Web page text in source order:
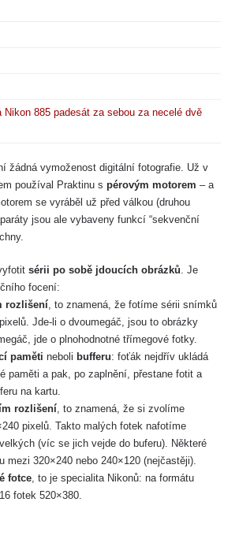
Nikon 885 padesát za sebou za necelé dvě
žádná vymoženost digitální fotografie. Už v
používal Praktinu spérovým motorem – a
se vyráběl už před válkou (druhou
jsou ale vybaveny funkcí “sekvenční
sérii po sobě jdoucích obrázků . Je
focení:
rozlišení , to znamená, že fotíme sérii snímků
Jde-li o dvoumegáč, jsou to obrázky
jde o plnohodnotné třímegové fotky.
paměti neboli bufferu: foťák nejdřív ukládá
paměti a pak, po zaplnění, přestane fotit a
na kartu.
rozlišení , to znamená, že si zvolíme
pixelů. Takto malých fotek nafotíme
(víc se jich vejde do buferu). Některé
mezi 320×240 nebo 240×120 (nejčastěji).
fotce , to je specialita Nikonů: na formátu
fotek 520×380.